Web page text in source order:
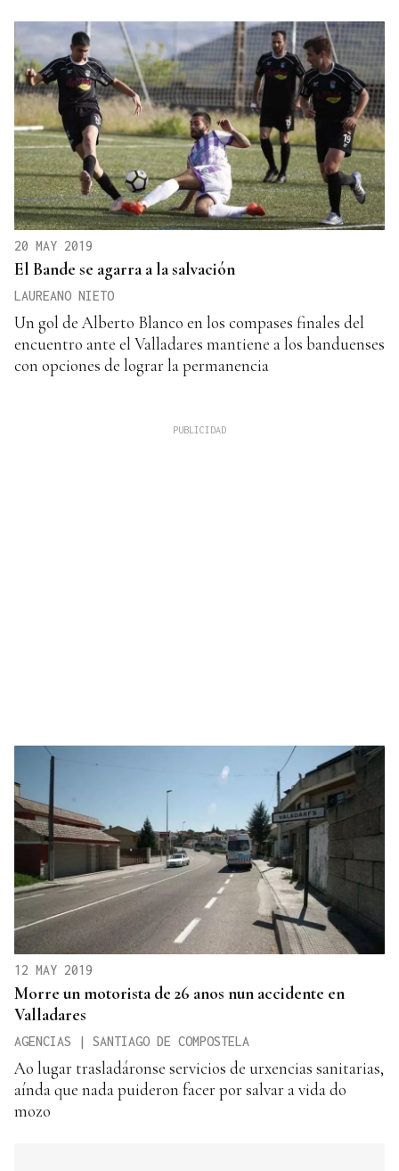
20 MAY 2019
El Bande se agarra a la salvación
LAUREANO NIETO
Un gol de Alberto Blanco en los compases finales del
encuentro ante el Valladares mantiene a los banduenses
con opciones de lograr la permanencia
12 MAY 2019
Morre un motorista de 26 anos nun accidente en
Valladares
AGENCIAS | SANTIAGO DE COMPOSTELA
Ao lugar trasladáronse servicios de urxencias sanitarias,
aínda que nada puideron facer por salvar a vida do
mozo